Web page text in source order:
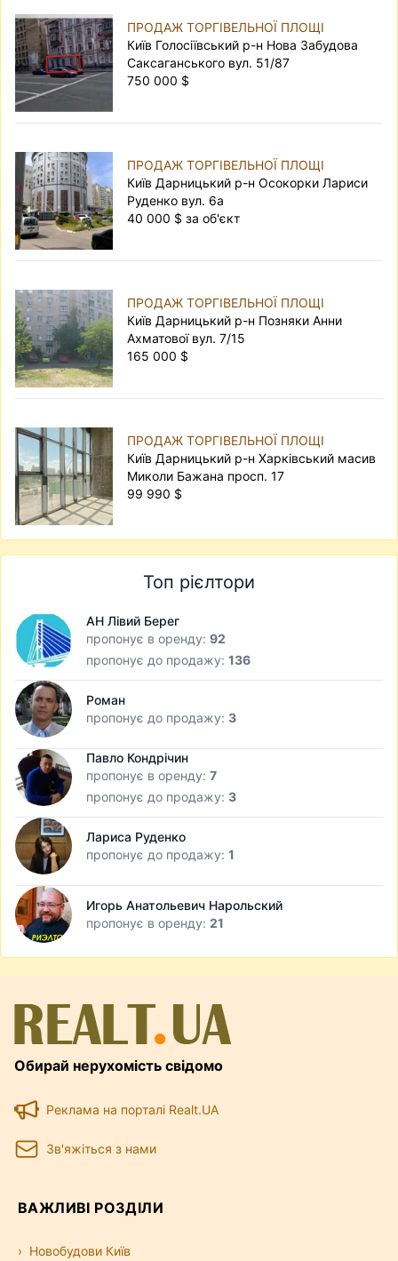
ПРОДАЖ ТОРГІВЕЛЬНОЇ ПЛОЩІ
Київ Голосіївський р-н Нова Забудова
Саксаганського вул. 51/87
750 000 $
ПРОДАЖ ТОРГІВЕЛЬНОЇ ПЛОЩІ
Київ Дарницький р-н Осокорки Лариси
Руденко вул. 6а
40 000 $ за об'єкт
ПРОДАЖ ТОРГІВЕЛЬНОЇ ПЛОЩІ
Київ Дарницький р-н Позняки Анни
Ахматової вул. 7/15
165 000 $
ПРОДАЖ ТОРГІВЕЛЬНОЇ ПЛОЩІ
Київ Дарницький р-н Харківський масив
Миколи Бажана просп. 17
99 990 $
Топ рієлтори
АН Лівий Берег
пропонує в оренду: 92
пропонує до продажу: 136
Роман
пропонує до продажу: 3
Павло Кондрічин
пропонує в оренду: 7
пропонує до продажу: 3
Лариса Руденко
пропонує до продажу: 1
Игорь Анатольевич Нарольский
пропонує в оренду: 21
Обирай нерухомість свідомо
Реклама на порталі Realt.UA
Зв'яжіться з нами
ВАЖЛИВІ РОЗДІЛИ
Новобудови Київ